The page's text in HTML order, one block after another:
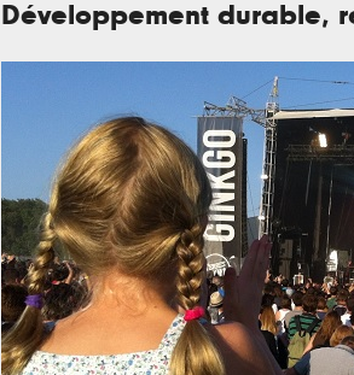
Développement durable,